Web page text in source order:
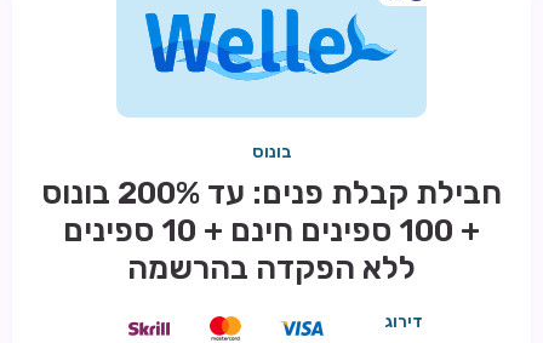
בונוס
חבילת קבלת פנים: עד 200% בונוס
+ 100 ספינים חינם + 10 ספינים
ללא הפקדה בהרשמה
דירוג